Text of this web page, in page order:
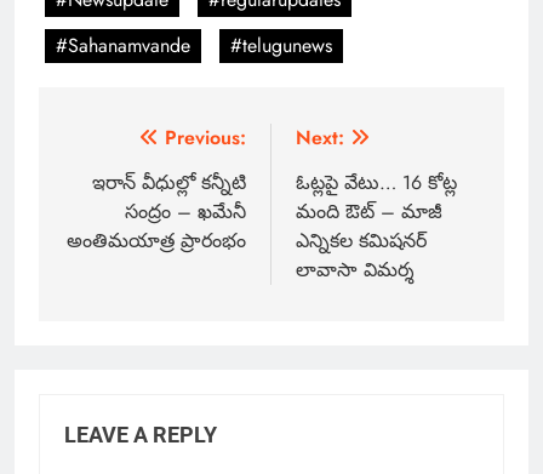
#Sahanamvande
#telugunews
Previous:
ఇరాన్ వీధుల్లో కన్నీటి
సంద్రం – ఖమేనీ
అంతిమయాత్ర ప్రారంభం
Next:
ఓట్లపై వేటు… 16 కోట్ల
మంది ఔట్ – మాజీ
ఎన్నికల కమిషనర్
లావాసా విమర్శ
LEAVE A REPLY